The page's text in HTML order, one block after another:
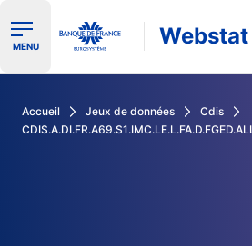
Ouvrir le menu de navigation
MENU Webstat
Accueil Jeux de données
Cdis